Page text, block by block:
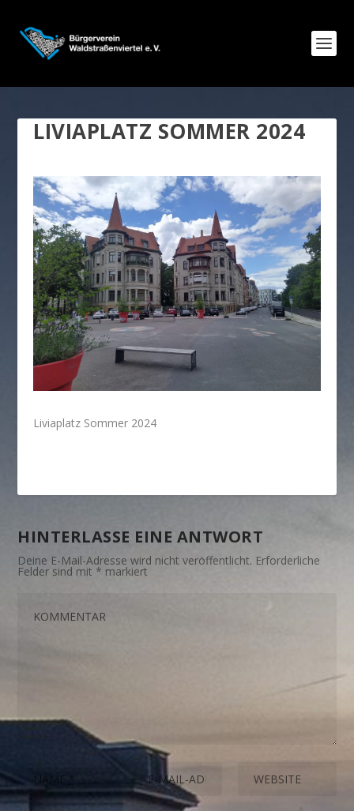
LIVIAPLATZ SOMMER 2024
Liviaplatz Sommer 2024
HINTERLASSE EINE ANTWORT
Deine E-Mail-Adresse wird nicht veröffentlicht. Erforderliche
Felder sind mit * markiert